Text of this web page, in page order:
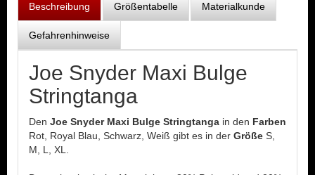
Beschreibung Größentabelle Materialkunde
Gefahrenhinweise
Joe Snyder Maxi Bulge
Stringtanga
Den Joe Snyder Maxi Bulge Stringtanga in den Farben
Rot, Royal Blau, Schwarz, Weiß gibt es in der Größe S,
M, L, XL.